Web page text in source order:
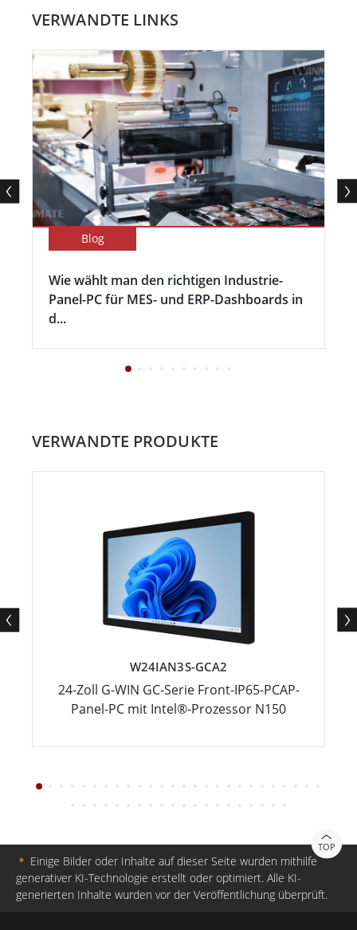
VERWANDTE LINKS
Blog
Wie wählt man den richtigen Industrie-
Panel-PC für MES- und ERP-Dashboards in
d...
VERWANDTE PRODUKTE
W24IAN3S-GCA2
24-Zoll G-WIN GC-Serie Front-IP65-PCAP-
Panel-PC mit Intel®-Prozessor N150
TOP
＊ Einige Bilder oder Inhalte auf dieser Seite wurden mithilfe
generativer KI-Technologie erstellt oder optimiert. Alle KI-
generierten Inhalte wurden vor der Veröffentlichung überprüft.